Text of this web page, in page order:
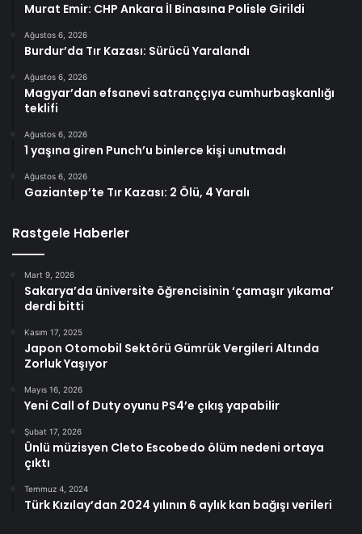
Murat Emir: CHP Ankara İl Binasına Polisle Girildi
Ağustos 6, 2026
Burdur’da Tır Kazası: Sürücü Yaralandı
Ağustos 6, 2026
Magyar’dan efsanevi satranççıya cumhurbaşkanlığı
teklifi
Ağustos 6, 2026
1 yaşına giren Punch’u binlerce kişi unutmadı
Ağustos 6, 2026
Gaziantep’te Tır Kazası: 2 Ölü, 4 Yaralı
Rastgele Haberler
Mart 9, 2026
Sakarya’da üniversite öğrencisinin ‘çamaşır yıkama’
derdi bitti
Kasım 17, 2025
Japon Otomobil Sektörü Gümrük Vergileri Altında
Zorluk Yaşıyor
Mayıs 16, 2026
Yeni Call of Duty oyunu PS4’e çıkış yapabilir
Şubat 17, 2026
Ünlü müzisyen Cleto Escobedo ölüm nedeni ortaya
çıktı
Temmuz 4, 2024
Türk Kızılay’dan 2024 yılının 6 aylık kan bağışı verileri